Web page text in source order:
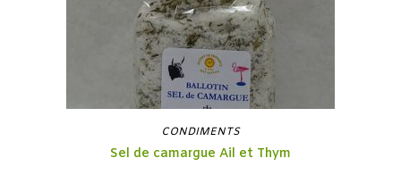
CONDIMENTS
Sel de camargue Ail et Thym